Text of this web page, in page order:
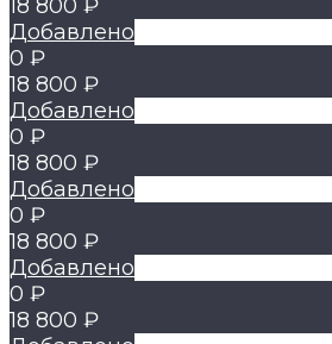
18 800 ₽
Добавлено
0 ₽
18 800 ₽
Добавлено
0 ₽
18 800 ₽
Добавлено
0 ₽
18 800 ₽
Добавлено
0 ₽
18 800 ₽